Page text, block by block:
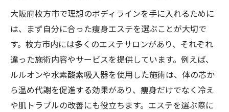
大阪府枚方市で理想のボディラインを手に入れるために
は、まず自分に合った痩身エステを選ぶことが大切で
す。枚方市内には多くのエステサロンがあり、それぞれ
違った施術内容やサービスを提供しています。例えば、
ルルオンや水素酸素吸入器を使用した施術は、体の芯か
ら温め代謝を促進する効果があり、痩身だけでなく冷え
や肌トラブルの改善にも役立ちます。エステを選ぶ際に